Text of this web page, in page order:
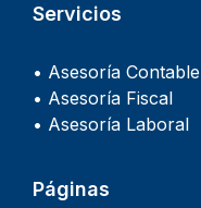
Servicios
• Asesoría Contable
• Asesoría Fiscal
• Asesoría Laboral
Páginas